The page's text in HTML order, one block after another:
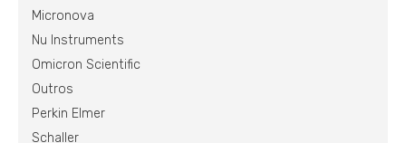
Micronova
Nu Instruments
Omicron Scientific
Outros
Perkin Elmer
Schaller